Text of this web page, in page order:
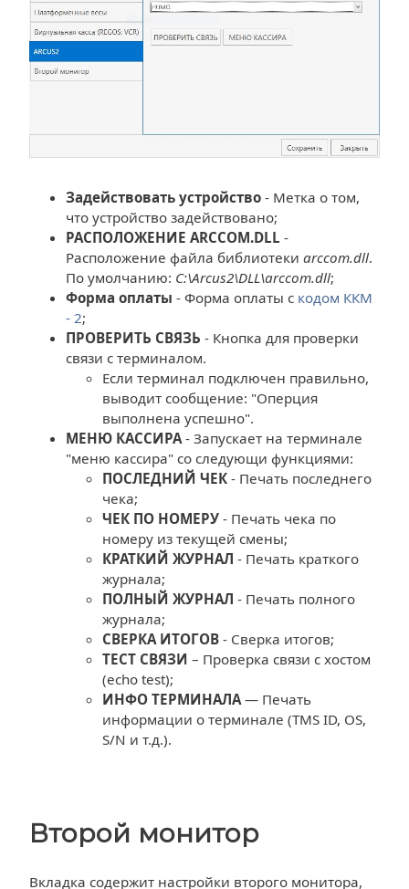
Задействовать устройство - Метка о том,
что устройство задействовано;
РАСПОЛОЖЕНИЕ ARCCOM.DLL -
Расположение файла библиотеки arccom.dll.
По умолчанию: C:\Arcus2\DLL\arccom.dll;
Форма оплаты - Форма оплаты с кодом ККМ
- 2;
ПРОВЕРИТЬ СВЯЗЬ - Кнопка для проверки
связи с терминалом.
Если терминал подключен правильно,
выводит сообщение: "Оперция
выполнена успешно".
МЕНЮ КАССИРА - Запускает на терминале
"меню кассира" со следующи функциями:
ПОСЛЕДНИЙ ЧЕК - Печать последнего
чека;
ЧЕК ПО НОМЕРУ - Печать чека по
номеру из текущей смены;
КРАТКИЙ ЖУРНАЛ - Печать краткого
журнала;
ПОЛНЫЙ ЖУРНАЛ - Печать полного
журнала;
СВЕРКА ИТОГОВ - Сверка итогов;
ТЕСТ СВЯЗИ – Проверка связи с хостом
(echo test);
ИНФО ТЕРМИНАЛА ― Печать
информации о терминале (TMS ID, OS,
S/N и т.д.).
Второй монитор
Вкладка содержит настройки второго монитора,